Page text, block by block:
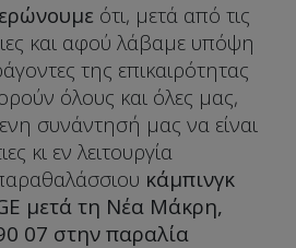
ότι, μετά από τις
και αφού λάβαμε υπόψη
της επικαιρότητας
όλους και όλες μας,
συνάντησή μας να είναι
κι εν λειτουργία
κάμπινγκ
μετά τη Νέα Μάκρη,
07 στην παραλία